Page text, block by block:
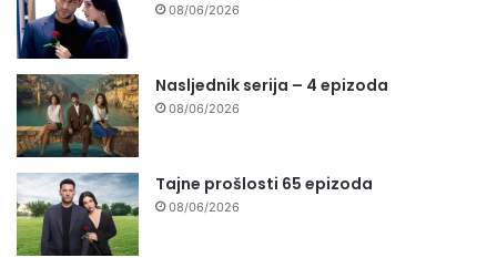
08/06/2026
Nasljednik serija – 4 epizoda
08/06/2026
Tajne prošlosti 65 epizoda
08/06/2026